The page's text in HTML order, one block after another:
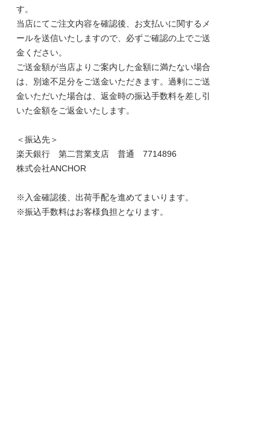
す。
当店にてご注文内容を確認後、お支払いに関するメ
ールを送信いたしますので、必ずご確認の上でご送
金ください。
ご送金額が当店よりご案内した金額に満たない場合
は、別途不足分をご送金いただきます。過剰にご送
金いただいた場合は、返金時の振込手数料を差し引
いた金額をご返金いたします。
＜振込先＞
楽天銀行 第二営業支店 普通 7714896
株式会社ANCHOR
※入金確認後、出荷手配を進めてまいります。
※振込手数料はお客様負担となります。